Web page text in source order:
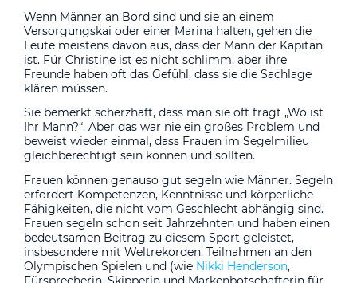
Wenn Männer an Bord sind und sie an einem
Versorgungskai oder einer Marina halten, gehen die
Leute meistens davon aus, dass der Mann der Kapitän
ist. Für Christine ist es nicht schlimm, aber ihre
Freunde haben oft das Gefühl, dass sie die Sachlage
klären müssen.
Sie bemerkt scherzhaft, dass man sie oft fragt „Wo ist
Ihr Mann?“. Aber das war nie ein großes Problem und
beweist wieder einmal, dass Frauen im Segelmilieu
gleichberechtigt sein können und sollten.
Frauen können genauso gut segeln wie Männer. Segeln
erfordert Kompetenzen, Kenntnisse und körperliche
Fähigkeiten, die nicht vom Geschlecht abhängig sind.
Frauen segeln schon seit Jahrzehnten und haben einen
bedeutsamen Beitrag zu diesem Sport geleistet,
insbesondere mit Weltrekorden, Teilnahmen an den
Olympischen Spielen und (wie Nikki Henderson,